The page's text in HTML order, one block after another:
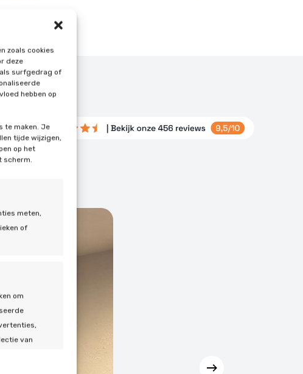
zoals cookies
deze
surfgedrag of
hebben op
te maken. Je
tijde wijzigen,
op het
scherm.
meten,
of
om
van